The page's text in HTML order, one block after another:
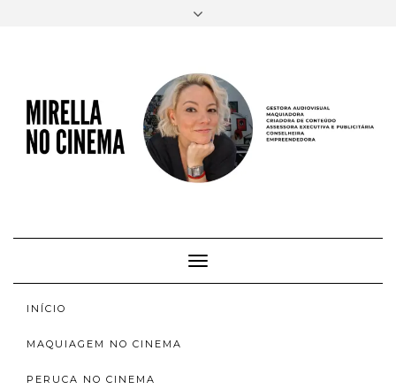
AUTORA
SOBRE
INSTAGRAM
ACERVO
Toggle
Navigation
INÍCIO
MAQUIAGEM NO CINEMA
PERUCA NO CINEMA